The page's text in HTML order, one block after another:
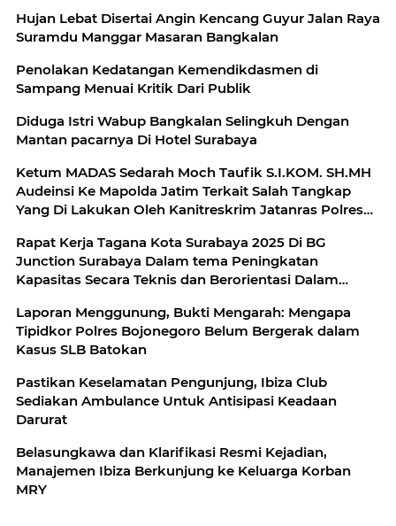
Hujan Lebat Disertai Angin Kencang Guyur Jalan Raya
Suramdu Manggar Masaran Bangkalan
Penolakan Kedatangan Kemendikdasmen di
Sampang Menuai Kritik Dari Publik
Diduga Istri Wabup Bangkalan Selingkuh Dengan
Mantan pacarnya Di Hotel Surabaya
Ketum MADAS Sedarah Moch Taufik S.I.KOM. SH.MH
Audeinsi Ke Mapolda Jatim Terkait Salah Tangkap
Yang Di Lakukan Oleh Kanitreskrim Jatanras Polres
Rapat Kerja Tagana Kota Surabaya 2025 ‎Di BG
Junction Surabaya Dalam tema Peningkatan
Kapasitas Secara Teknis dan Berorientasi Dalam
Laporan Menggunung, Bukti Mengarah: Mengapa
Tipidkor Polres Bojonegoro Belum Bergerak dalam
Kasus SLB Batokan
Pastikan Keselamatan Pengunjung, Ibiza Club
Sediakan Ambulance Untuk Antisipasi Keadaan
Darurat
Belasungkawa dan Klarifikasi Resmi Kejadian,
Manajemen Ibiza Berkunjung ke Keluarga Korban
MRY